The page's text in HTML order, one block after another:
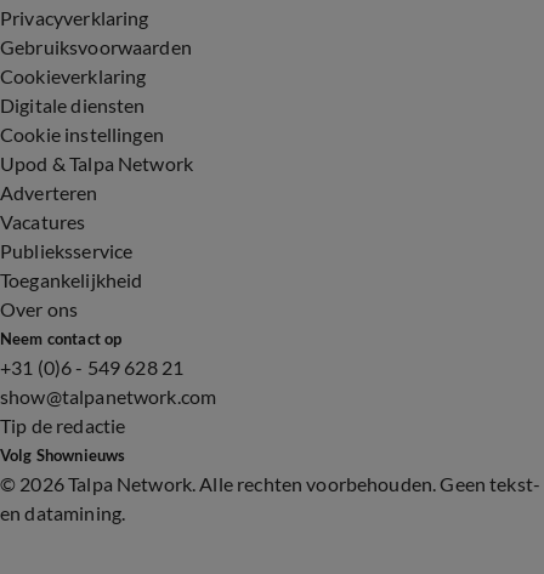
Privacyverklaring
Gebruiksvoorwaarden
Cookieverklaring
Digitale diensten
Cookie instellingen
Upod & Talpa Network
Adverteren
Vacatures
Publieksservice
Toegankelijkheid
Over ons
Neem contact op
+31 (0)6 - 549 628 21
show@talpanetwork.com
Tip de redactie
Volg Shownieuws
© 2026 Talpa Network. Alle rechten voorbehouden. Geen tekst-
en datamining.